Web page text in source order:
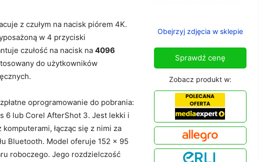
z czułym na nacisk piórem 4K.
w 4 przyciski
czułość na nacisk na 4096
do użytkowników
oprogramowanie do pobrania:
6 lub Corel AfterShot 3. Jest lekki i
komputerami, łącząc się z nimi za
Bluetooth. Model oferuje 152 x 95
roboczego. Jego rozdzielczość
Obejrzyj zdjęcia w sklepie
Sprawdź cenę
Zobacz produkt w: